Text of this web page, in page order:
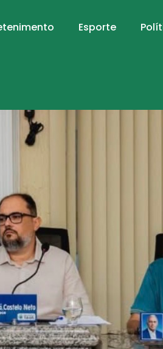
Esporte